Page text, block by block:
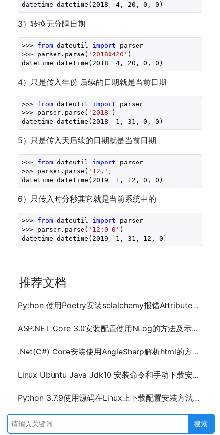
datetime.datetime( 2018 , 4, 20 , 0 , 0 )
3）转换无分隔日期
>>> from dateutil import parser
>>> parser.parse( '20180420' )
datetime.datetime( 2018 , 4, 20 , 0 , 0 )
4）只是传入年份 后续的日期就是当前日期
>>> from dateutil import parser
>>> parser.parse( '2018' )
datetime.datetime( 2018 , 1 , 31 , 0 , 0 )
5）只是传入天后续的日期就是当前日期
>>> from dateutil import parser
>>> parser.parse( '12,' )
datetime.datetime( 2019 , 1 , 12 , 0 , 0 )
6）只传入时分秒其它就是当前系统中的
>>> from dateutil import parser
>>> parser.parse( '12:0:0' )
datetime.datetime( 2019 , 1 , 31 , 12 , 0 )
推荐文档
Python 使用Poetry安装sqlalchemy报错AttributeError解决方法
ASP.NET Core 3.0安装配置使用NLog的方法及示例代码
.Net(C#) Core安装使用AngleSharp解析html的方法及示例代码
Linux Ubuntu Java Jdk10 安装命令和手动下载安装方法
Python 3.7.9使用源码在Linux上下载配置安装方法及步骤